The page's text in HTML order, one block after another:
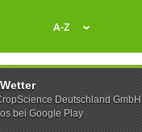
Deutschland GmbH
bei Google Play
A-Z